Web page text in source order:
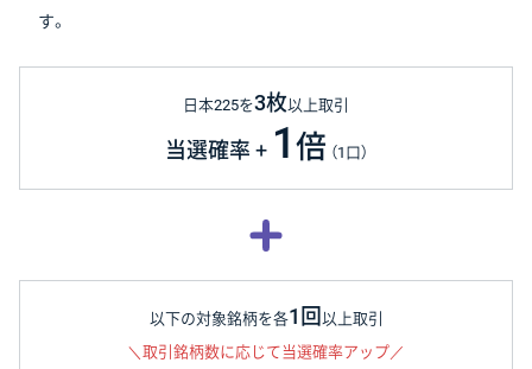
す。
日本225を3枚以上取引
当選確率 + 1 倍 （1口）
以下の対象銘柄を各1回 以上取引
＼取引銘柄数に応じて当選確率アップ／